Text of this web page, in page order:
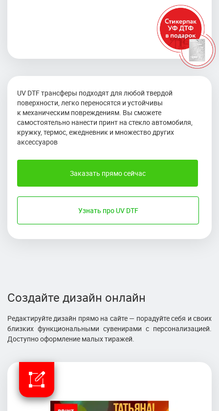
UV DTF трансферы подходят для любой твердой
поверхности, легко переносятся и устойчивы
к механическим повреждениям. Вы сможете
самостоятельно нанести принт на стекло автомобиля,
кружку, термос, ежедневник и множество других
аксессуаров
Заказать прямо сейчас
Узнать про UV DTF
Создайте дизайн онлайн
Редактируйте дизайн прямо на сайте — порадуйте себя и своих
близких функциональными сувенирами с персонализацией.
Доступно оформление малых тиражей.